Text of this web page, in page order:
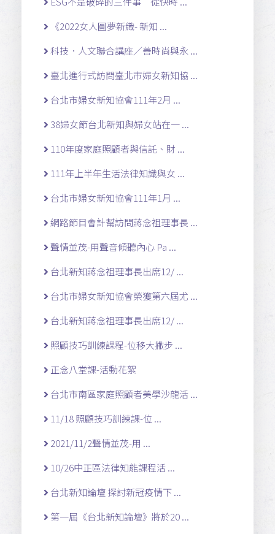
《2022女人圓夢新織- 新知 ...
科技．人文聯合講座／善時尚與永 ...
臺北進行式訪問臺北市婦女新知協 ...
台北市婦女新知協會111年2月 ...
38婦女節台北新知與婦女站在一 ...
110年度家庭照顧者與信託、財 ...
111年上半年生活法律知識與女 ...
台北市婦女新知協會111年1月 ...
網路節目會計幫訪問蔣念祖理事長 ...
聲情並茂-用聲音傾聽內心 Pa ...
台北新知蔣念祖理事長出席12/ ...
台北市婦女新知協會榮獲第六屆尤 ...
台北新知蔣念祖理事長出席12/ ...
照顧技巧訓練課程-位移大撇步 ...
正念八堂課-活動花絮
台北市南區家庭照顧者美學沙龍活 ...
11/18 照顧技巧訓練課-位 ...
2021/11/2聲情並茂-用 ...
10/26中正區法律知能課程活 ...
台北新知論壇 探討新冠疫情下 ...
第一屆《台北新知論壇》將於20 ...